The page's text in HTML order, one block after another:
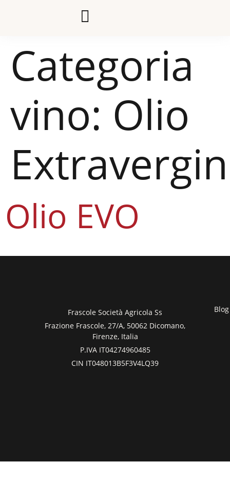
Categoria
vino: Olio
Olio EVO
Frascole Società Agricola Ss
Frazione Frascole, 27/A, 50062 Dicomano,
Firenze, Italia
P.IVA IT04274960485
CIN IT048013B5F3V4LQ39
Blog